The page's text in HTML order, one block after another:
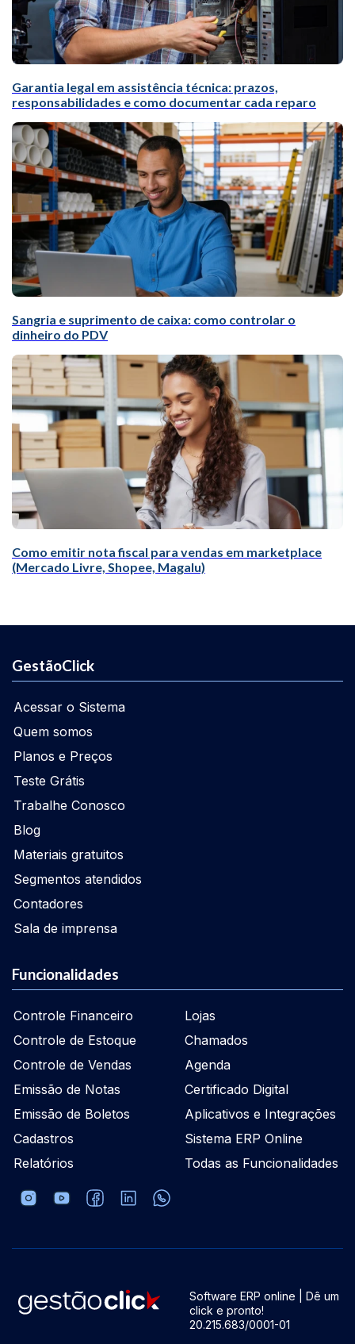
Garantia legal em assistência técnica: prazos,
responsabilidades e como documentar cada reparo
Sangria e suprimento de caixa: como controlar o
dinheiro do PDV
Como emitir nota fiscal para vendas em marketplace
(Mercado Livre, Shopee, Magalu)
GestãoClick
Acessar o Sistema
Quem somos
Planos e Preços
Teste Grátis
Trabalhe Conosco
Blog
Materiais gratuitos
Segmentos atendidos
Contadores
Sala de imprensa
Funcionalidades
Controle Financeiro
Controle de Estoque
Controle de Vendas
Emissão de Notas
Emissão de Boletos
Cadastros
Relatórios
Lojas
Chamados
Agenda
Certificado Digital
Aplicativos e Integrações
Sistema ERP Online
Todas as Funcionalidades
Software ERP online | Dê um
click e pronto!
20.215.683/0001-01